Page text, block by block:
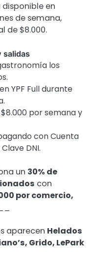
en
de semana,
de $8.000.
salidas
los
YPF Full durante
por semana y
con Cuenta
DNI.
un 30% de
con
por comercio,
aparecen Helados
Grido, LePark